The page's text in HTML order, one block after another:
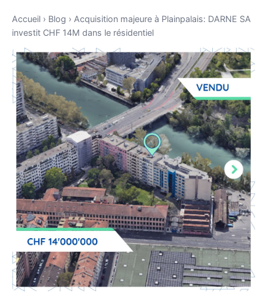
Accueil › Blog › Acquisition majeure à Plainpalais: DARNE SA
investit CHF 14M dans le résidentiel